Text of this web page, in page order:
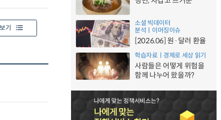
기
소셜 빅데이터
분석ㅣ이머징이슈
[2026.06] 원·달러 환율
학습자료ㅣ경제로 세상 읽기
사람들은 어떻게 위험을
함께 나누어 왔을까?